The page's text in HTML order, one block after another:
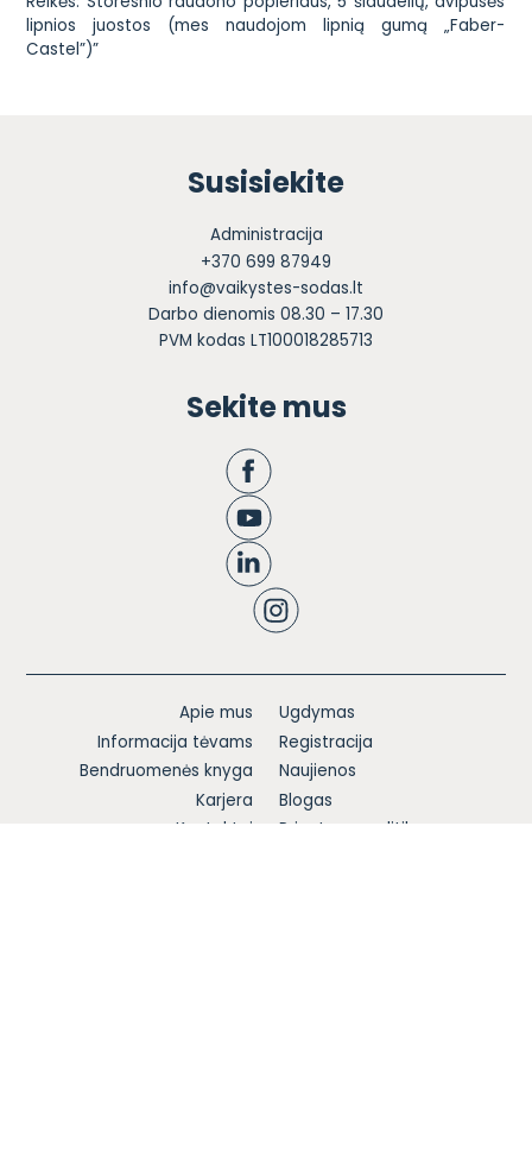
lipnios juostos (mes naudojom lipnią gumą „Faber-
Castel”)”
Apie mus
Ugdymas
Informacija tėvams
Registracija
Bendruomenės knyga
Naujienos
Karjera
Blogas
Kontaktai
Privatumo politika
Susisiekite
Administracija
+370 699 87949
info@vaikystes-sodas.lt
Darbo dienomis 08.30 – 17.30
PVM kodas LT100018285713
Sekite mus